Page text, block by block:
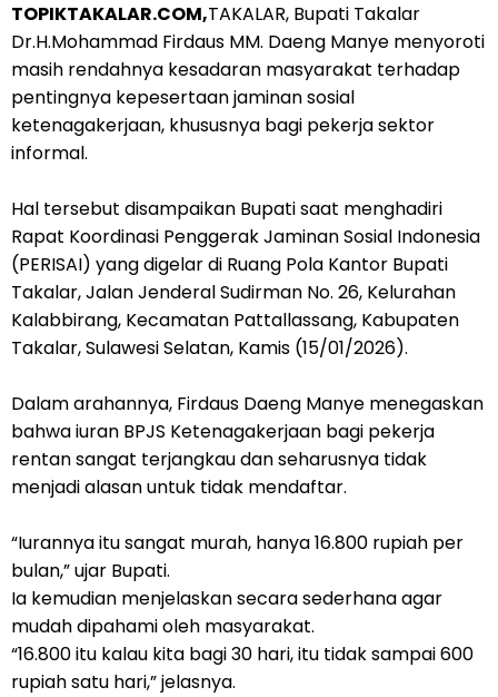
TOPIKTAKALAR.COM,TAKALAR, Bupati Takalar
Dr.H.Mohammad Firdaus MM. Daeng Manye menyoroti
masih rendahnya kesadaran masyarakat terhadap
pentingnya kepesertaan jaminan sosial
ketenagakerjaan, khususnya bagi pekerja sektor
informal.
Hal tersebut disampaikan Bupati saat menghadiri
Rapat Koordinasi Penggerak Jaminan Sosial Indonesia
(PERISAI) yang digelar di Ruang Pola Kantor Bupati
Takalar, Jalan Jenderal Sudirman No. 26, Kelurahan
Kalabbirang, Kecamatan Pattallassang, Kabupaten
Takalar, Sulawesi Selatan, Kamis (15/01/2026).
Dalam arahannya, Firdaus Daeng Manye menegaskan
bahwa iuran BPJS Ketenagakerjaan bagi pekerja
rentan sangat terjangkau dan seharusnya tidak
menjadi alasan untuk tidak mendaftar.
“Iurannya itu sangat murah, hanya 16.800 rupiah per
bulan,” ujar Bupati.
Ia kemudian menjelaskan secara sederhana agar
mudah dipahami oleh masyarakat.
“16.800 itu kalau kita bagi 30 hari, itu tidak sampai 600
rupiah satu hari,” jelasnya.